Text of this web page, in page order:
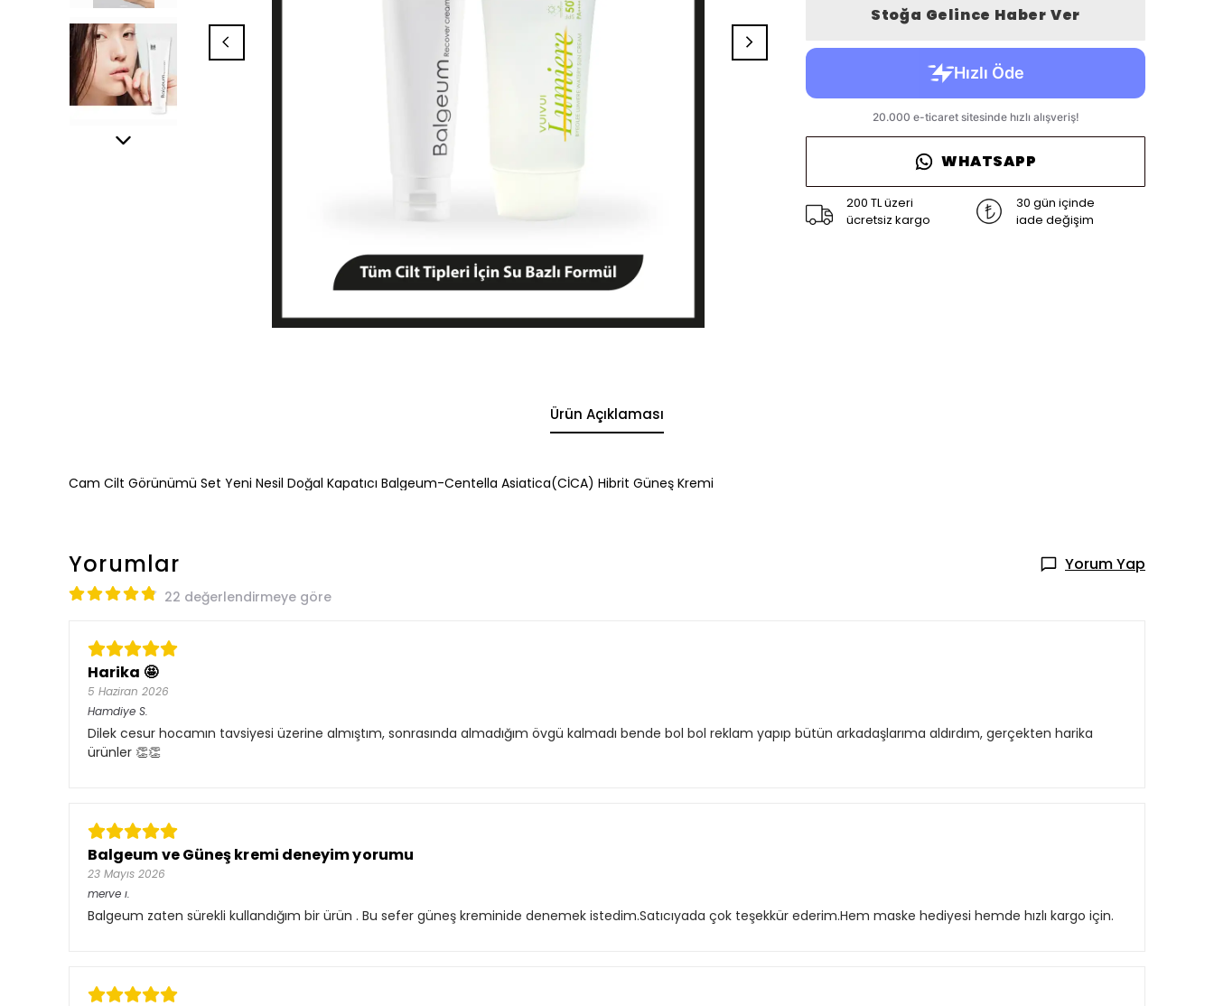
Stoğa Gelince Haber Ver
WHATSAPP
200 TL üzeri
ücretsiz kargo
30 gün içinde
iade değişim
Ürün Açıklaması
Cam Cilt Görünümü Set Yeni Nesil Doğal Kapatıcı Balgeum-Centella Asiatica(CİCA) Hibrit Güneş Kremi
Yorumlar Yorum Yap
22 değerlendirmeye göre
Harika 🤩
5 Haziran 2026
Hamdiye S.
Dilek cesur hocamın tavsiyesi üzerine almıştım, sonrasında almadığım övgü kalmadı bende bol bol reklam yapıp bütün arkadaşlarıma aldırdım, gerçekten harika
ürünler 👏👏
Balgeum ve Güneş kremi deneyim yorumu
23 Mayıs 2026
merve ı.
Balgeum zaten sürekli kullandığım bir ürün . Bu sefer güneş kreminide denemek istedim.Satıcıyada çok teşekkür ederim.Hem maske hediyesi hemde hızlı kargo için.